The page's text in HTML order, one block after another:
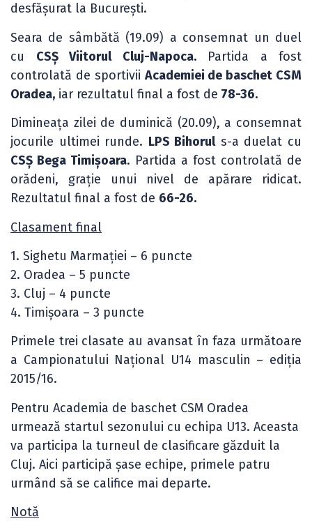
desfășurat la București.
Seara de sâmbătă (19.09) a consemnat un duel
cu CSȘ Viitorul Cluj-Napoca.Partida a fost
controlată de sportivii Academiei de baschet CSM
Oradea, iar rezultatul final a fost de 78-36.
Dimineața zilei de duminică (20.09), a consemnat
jocurile ultimei runde. LPS Bihoruls-a duelat cu
CSȘ Bega Timișoara. Partida a fost controlată de
orădeni, grație unui nivel de apărare ridicat.
Rezultatul final a fost de 66-26.
Clasament final
1. Sighetu Marmației – 6 puncte
2. Oradea – 5 puncte
3. Cluj – 4 puncte
4. Timișoara – 3 puncte
Primele trei clasate au avansat în faza următoare
a Campionatului Național U14 masculin – ediția
2015/16.
Pentru Academia de baschet CSM Oradea
urmează startul sezonului cu echipa U13. Aceasta
va participa la turneul de clasificare găzduit la
Cluj. Aici participă șase echipe, primele patru
urmând să se califice mai departe.
Notă